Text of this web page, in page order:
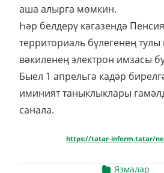
аша алырга мөмкин.
Һәр белдерү кәгазендә
территориаль бүлегенең тулы
вәкиленең электрон имзасы
Быел 1 апрельгә кадәр
иминият таныклыклары
санала.
https://tatar-inform.tatar/
Язмалар